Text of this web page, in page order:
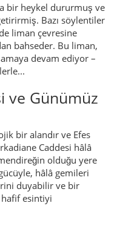
bir heykel dururmuş ve
Bazı söylentiler
liman çevresine
bahseder. Bu liman,
devam ediyor –
ve Günümüz
bir alandır ve Efes
Caddesi hâlâ
olduğu yere
hâlâ gemileri
duyabilir ve bir
hafif esintiyi